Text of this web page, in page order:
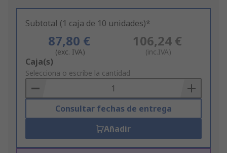
Subtotal (1 caja de 10 unidades)*
87,80 €
(exc. IVA)
106,24 €
(inc.IVA)
Add
to
Basket
Caja(s)
Selecciona o escribe la cantidad
Consultar fechas de entrega
Añadir